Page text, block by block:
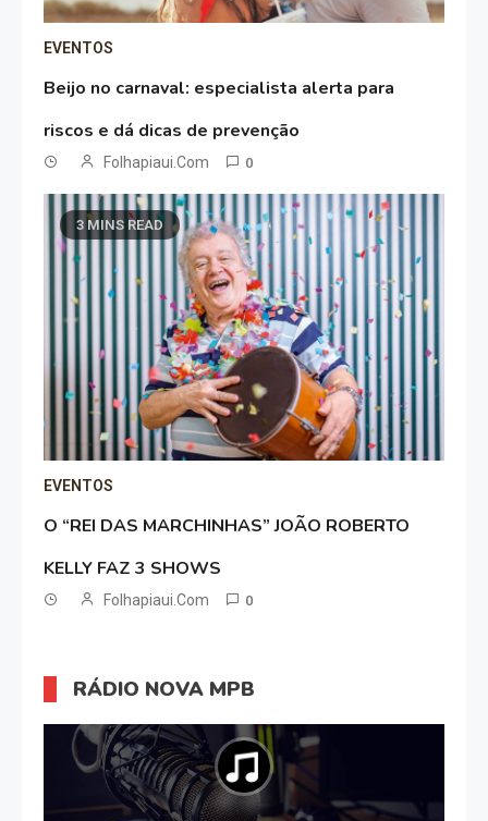
EVENTOS
Beijo no carnaval: especialista alerta para
riscos e dá dicas de prevenção
Folhapiaui.com 0
3 MINS READ
EVENTOS
O “REI DAS MARCHINHAS” JOÃO ROBERTO
KELLY FAZ 3 SHOWS
Folhapiaui.com 0
RÁDIO NOVA MPB